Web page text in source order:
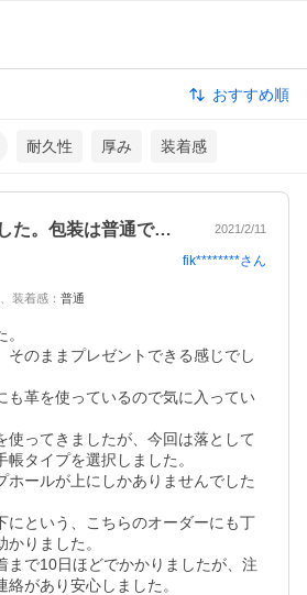
おすすめ順
耐久性 厚み 装着感
自分用に購入しました。包装は普通でした… 2021/2/11
fik********さん
装着感 ： 普通
そのままプレゼントできる感じでし
も革を使っているので気に入ってい
使ってきましたが、今回は落として
タイプを選択しました。
ホールが上にしかありませんでした
にという、こちらのオーダーにも丁
りました。
まで10日ほどでかかりましたが、注
があり安心しました。